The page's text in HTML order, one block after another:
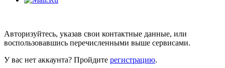
Авторизуйтесь, указав свои контактные данные, или
воспользовавшись перечисленными выше сервисами.
У вас нет аккаунта? Пройдите регистрацию.